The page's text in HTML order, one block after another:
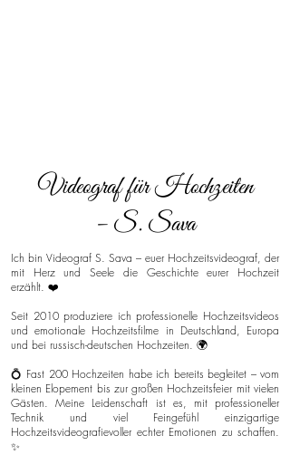
Videograf für Hochzeiten
– S. Sava
Ich bin Videograf S. Sava – euer Hochzeitsvideograf, der
mit Herz und Seele die Geschichte eurer Hochzeit
erzählt. ❤️
Seit 2010 produziere ich professionelle Hochzeitsvideos
und emotionale Hochzeitsfilme in Deutschland, Europa
und bei russisch-deutschen Hochzeiten. 🌍
💍 Fast 200 Hochzeiten habe ich bereits begleitet – vom
kleinen Elopement bis zur großen Hochzeitsfeier mit vielen
Gästen. Meine Leidenschaft ist es, mit professioneller
Technik und viel Feingefühl einzigartige
Hochzeitsvideografievoller echter Emotionen zu schaffen.
✨